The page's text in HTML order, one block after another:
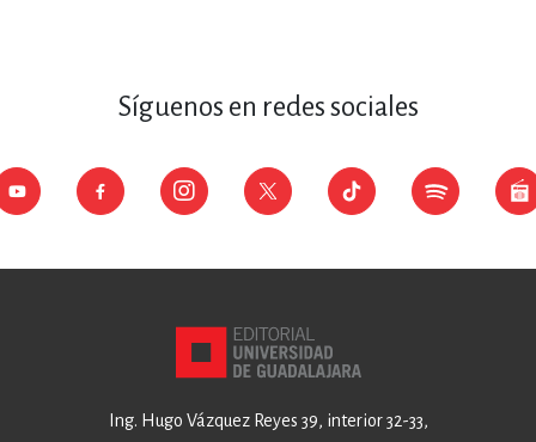
Síguenos en redes sociales
Ing. Hugo Vázquez Reyes 39, interior 32-33,